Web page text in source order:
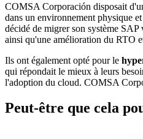
COMSA Corporación disposait
dans un environnement physique
décidé de migrer son système
ainsi qu'une amélioration du RTO
Ils ont également opté pour le
qui répondait le mieux à leurs
l'adoption du cloud. COMSA
Peut-être que cela